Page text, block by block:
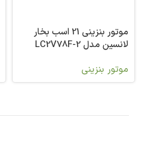
موتور بنزینی 21 اسب بخار
لانسین مدل LC2V78F-2
موتور بنزینی